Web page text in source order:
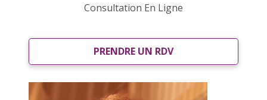
Consultation En Ligne
PRENDRE UN RDV